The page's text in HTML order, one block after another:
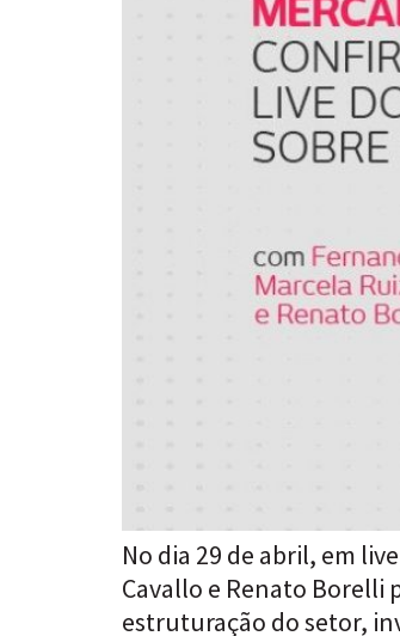
No dia 29 de abril, em
Cavallo e Renato
estruturação do setor,